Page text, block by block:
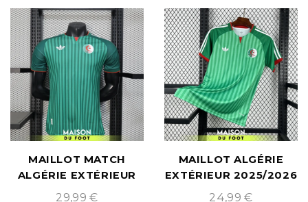
MAILLOT MATCH
ALGÉRIE EXTÉRIEUR
COUPE DU MONDE
29,99€
MAILLOT ALGÉRIE
EXTÉRIEUR 2025/2026
24,99€